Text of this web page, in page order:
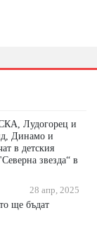
Лудогорец и
Динамо и
в детския
звезда“ в
28 апр, 2025
ще бъдат